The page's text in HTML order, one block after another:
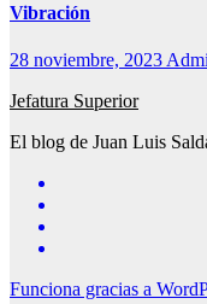
Vibración
28 noviembre, 2023
Jefatura Superior
El blog de Juan Luis
Funciona gracias a